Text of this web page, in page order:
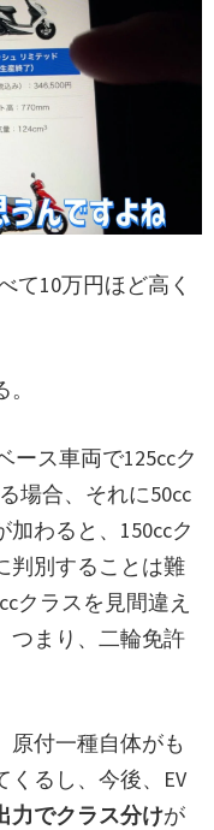
て10万円ほど高く
ース車両で125ccク
場合、それに50cc
わると、150ccク
判別することは難
クラスを見間違え
つまり、二輪免許
原付一種自体がも
くるし、今後、EV
力でクラス分けが